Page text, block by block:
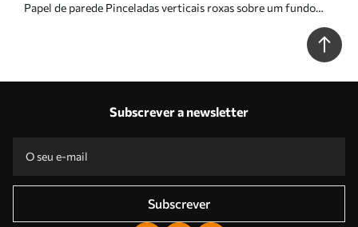
Papel de parede Pinceladas verticais roxas sobre um fundo
Subscrever a newsletter
Subscrever